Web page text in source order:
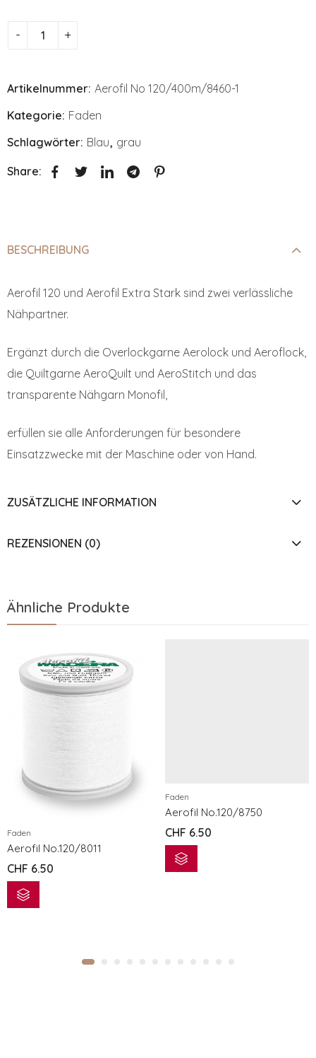
Artikelnummer: Aerofil No 120/400m/8460-1
Kategorie: Faden
Schlagwörter: Blau, grau
Share:
BESCHREIBUNG
Aerofil 120 und Aerofil Extra Stark sind zwei verlässliche
Nähpartner.
Ergänzt durch die Overlockgarne Aerolock und Aeroflock,
die Quiltgarne AeroQuilt und AeroStitch und das
transparente Nähgarn Monofil,
erfüllen sie alle Anforderungen für besondere
Einsatzzwecke mit der Maschine oder von Hand.
ZUSÄTZLICHE INFORMATION
REZENSIONEN (0)
Ähnliche Produkte
Faden
Aerofil No.120/8011
CHF 6.50
Faden
Aerofil No.120/8750
CHF 6.50